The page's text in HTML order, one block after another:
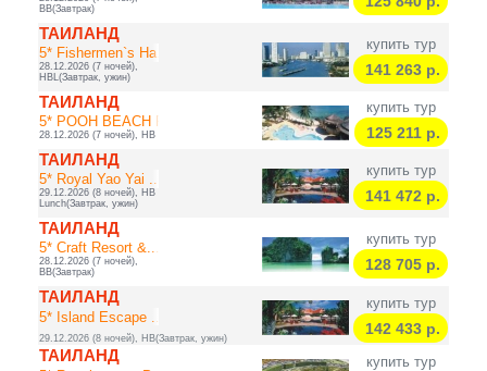
BB(Завтрак)
ТАИЛАНД
5* Fishermen`s Ha...
28.12.2026 (7 ночей),
HBL(Завтрак, ужин)
купить тур
141 263 р.
ТАИЛАНД
5* POOH BEACH RES...
28.12.2026 (7 ночей), HB
купить тур
125 211р.
ТАИЛАНД
5* Royal Yao Yai ...
29.12.2026 (8 ночей), HB
Lunch(Завтрак, ужин)
купить тур
141 472 р.
ТАИЛАНД
5* Craft Resort &...
28.12.2026 (7 ночей),
BB(Завтрак)
купить тур
128 705 р.
ТАИЛАНД
5* Island Escape ...
29.12.2026 (8 ночей), HB(Завтрак, ужин)
купить тур
142 433 р.
ТАИЛАНД купить тур